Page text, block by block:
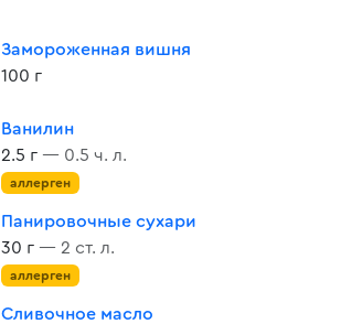
Замороженная вишня
100 г
Ванилин
2.5 г — 0.5 ч. л.
аллерген
Панировочные сухари
30 г — 2 ст. л.
аллерген
Сливочное масло